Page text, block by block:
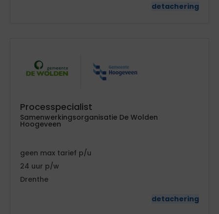
detachering
Processpecialist
Samenwerkingsorganisatie De Wolden
Hoogeveen
geen
tarief
24
Drenthe
detachering